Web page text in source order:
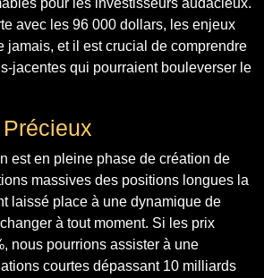
avec les 96 000 dollars, les enjeux
jamais, et il est crucial de comprendre
jacentes qui pourraient bouleverser le
est en pleine phase de création de
massives des positions longues la
laissé place à une dynamique de
à tout moment. Si les prix
nous pourrions assister à une
courtes dépassant 10 milliards